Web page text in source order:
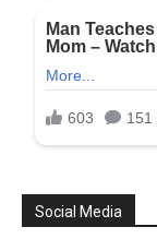
Social Media